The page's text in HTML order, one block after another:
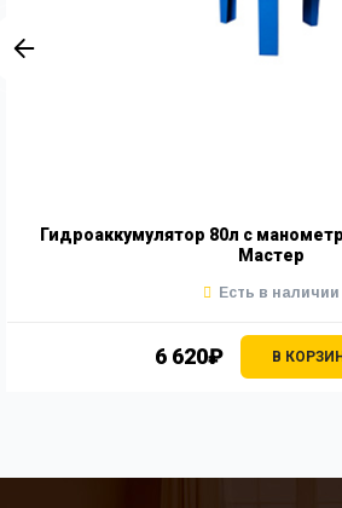
Гидроаккумулятор 80л с
Мастер
6 620₽ В
Есть в наличии